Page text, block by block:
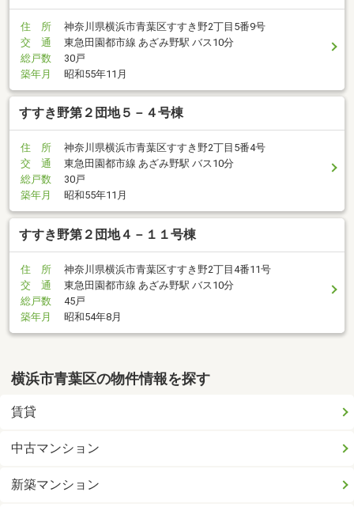
住 所
神奈川県横浜市青葉区すすき野2丁目5番9号
交 通
東急田園都市線 あざみ野駅 バス10分
総戸数
30戸
築年月
昭和55年11月
すすき野第２団地５－４号棟
住 所
神奈川県横浜市青葉区すすき野2丁目5番4号
交 通
東急田園都市線 あざみ野駅 バス10分
総戸数
30戸
築年月
昭和55年11月
すすき野第２団地４－１１号棟
住 所
神奈川県横浜市青葉区すすき野2丁目4番11号
交 通
東急田園都市線 あざみ野駅 バス10分
総戸数
45戸
築年月
昭和54年8月
横浜市青葉区の物件情報を探す
賃貸
中古マンション
新築マンション